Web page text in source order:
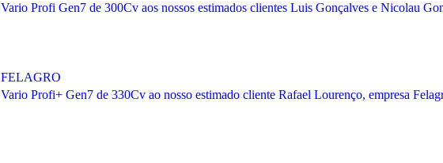
Profi Gen7 de 300Cv aos nossos estimados clientes Luis Gonçalves e Nicolau
Profi+ Gen7 de 330Cv ao nosso estimado cliente Rafael Lourenço, empresa